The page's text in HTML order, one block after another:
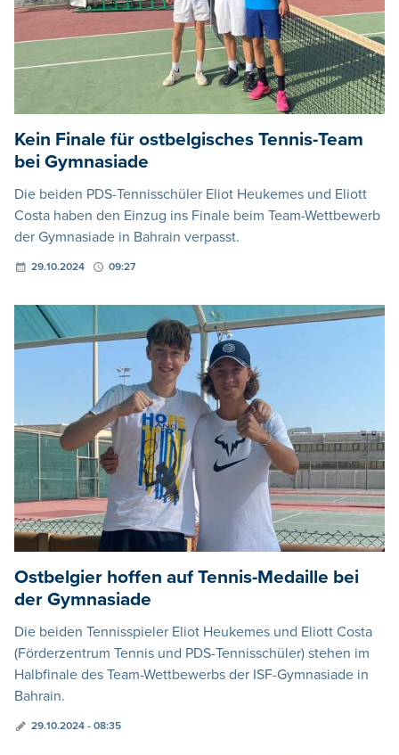
Kein Finale für ostbelgisches Tennis-Team
bei Gymnasiade
Die beiden PDS-Tennisschüler Eliot Heukemes und Eliott
Costa haben den Einzug ins Finale beim Team-Wettbewerb
der Gymnasiade in Bahrain verpasst.
29.10.2024 09:27
Ostbelgier hoffen auf Tennis-Medaille bei
der Gymnasiade
Die beiden Tennisspieler Eliot Heukemes und Eliott Costa
(Förderzentrum Tennis und PDS-Tennisschüler) stehen im
Halbfinale des Team-Wettbewerbs der ISF-Gymnasiade in
Bahrain.
29.10.2024 - 08:35